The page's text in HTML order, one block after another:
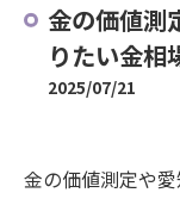
金の価値測
りたい金相
2025/07/21
金の価値測定や